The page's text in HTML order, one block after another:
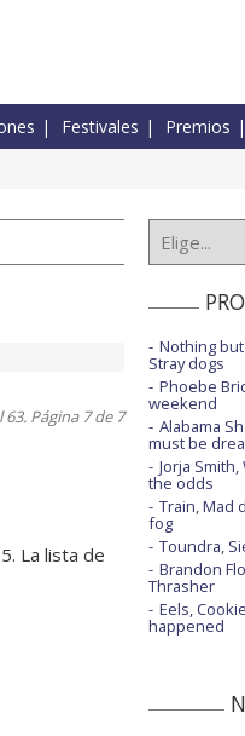
Festivales Premios
Página 7 de 7
La lista de
Nothing
Stray dogs
Phoebe
weekend
Alabama
must be
Jorja Smith,
the odds
Train, Mad
fog
Toundra,
Brandon
Thrasher
Eels, Cookie
happened